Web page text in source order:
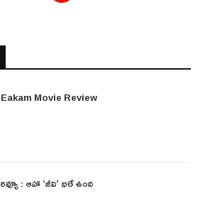
Eakam Movie Review
రివ్యూ : ఆహా ‘జీవి’ భలే ఉంది